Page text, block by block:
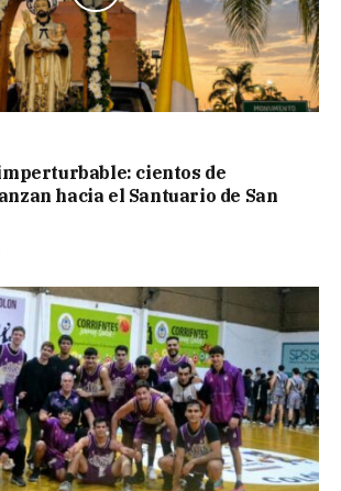
cientos de
hacia el Santuario de San